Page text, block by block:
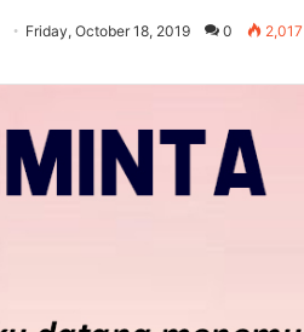
Friday, October 18, 2019 0 2,017